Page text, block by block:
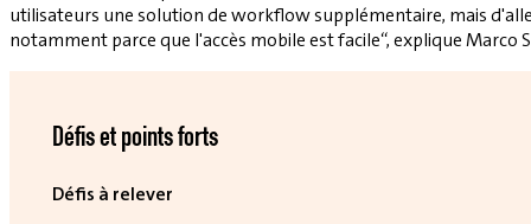
utilisateurs une solution de workflow supplémentaire, mais
notamment parce que l'accès mobile est facile“, explique
Défis et points forts
Défis à relever